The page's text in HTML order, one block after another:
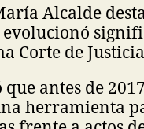
Alcalde
Corte de
antes de
herramienta